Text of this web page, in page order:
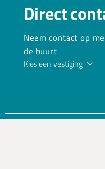
Direct
Neem contact op
de buurt
Kies een vestiging